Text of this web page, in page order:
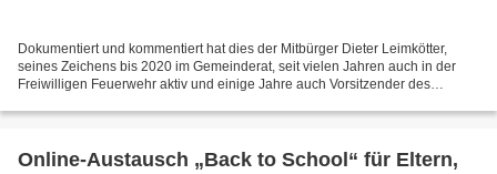
Dokumentiert und kommentiert hat dies der Mitbürger Dieter Leimkötter,
seines Zeichens bis 2020 im Gemeinderat, seit vielen Jahren auch in der
Freiwilligen Feuerwehr aktiv und einige Jahre auch Vorsitzender des
Online-Austausch „Back to School“ für Eltern,